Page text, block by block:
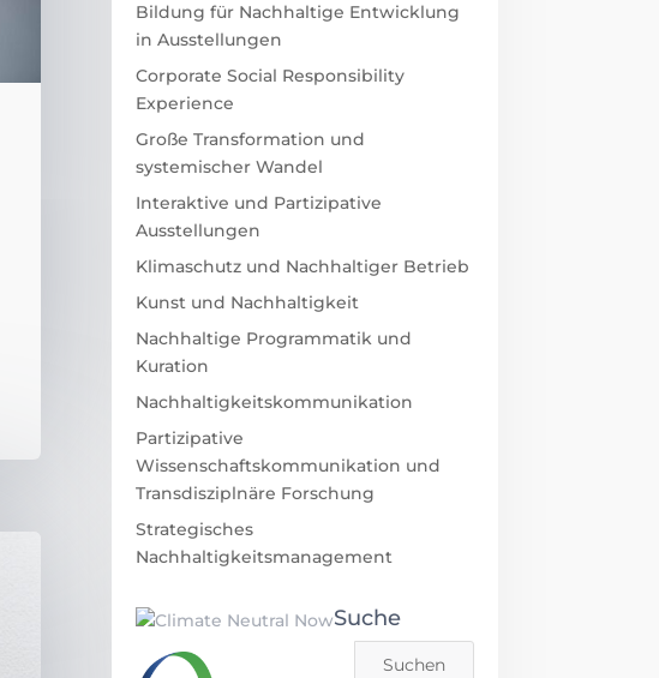
Bildung für Nachhaltige Entwicklung
in Ausstellungen
Corporate Social Responsibility
Experience
Große Transformation und
systemischer Wandel
Interaktive und Partizipative
Ausstellungen
Klimaschutz und Nachhaltiger Betrieb
Kunst und Nachhaltigkeit
Nachhaltige Programmatik und
Kuration
Nachhaltigkeitskommunikation
Partizipative
Wissenschaftskommunikation und
Transdisziplnäre Forschung
Strategisches
Nachhaltigkeitsmanagement
Suche